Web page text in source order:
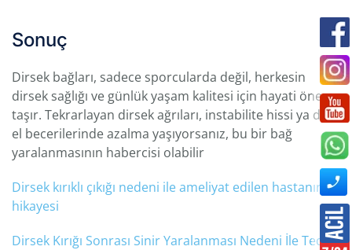
Sonuç
Dirsek bağları, sadece sporcularda değil, herkesin
dirsek sağlığı ve günlük yaşam kalitesi için hayati önem
taşır. Tekrarlayan dirsek ağrıları, instabilite hissi ya da
el becerilerinde azalma yaşıyorsanız, bu bir bağ
yaralanmasının habercisi olabilir
Dirsek kırıklı çıkığı nedeni ile ameliyat edilen hastanın
hikayesi
Dirsek Kırığı Sonrası Sinir Yaralanması Nedeni İle Tedavi